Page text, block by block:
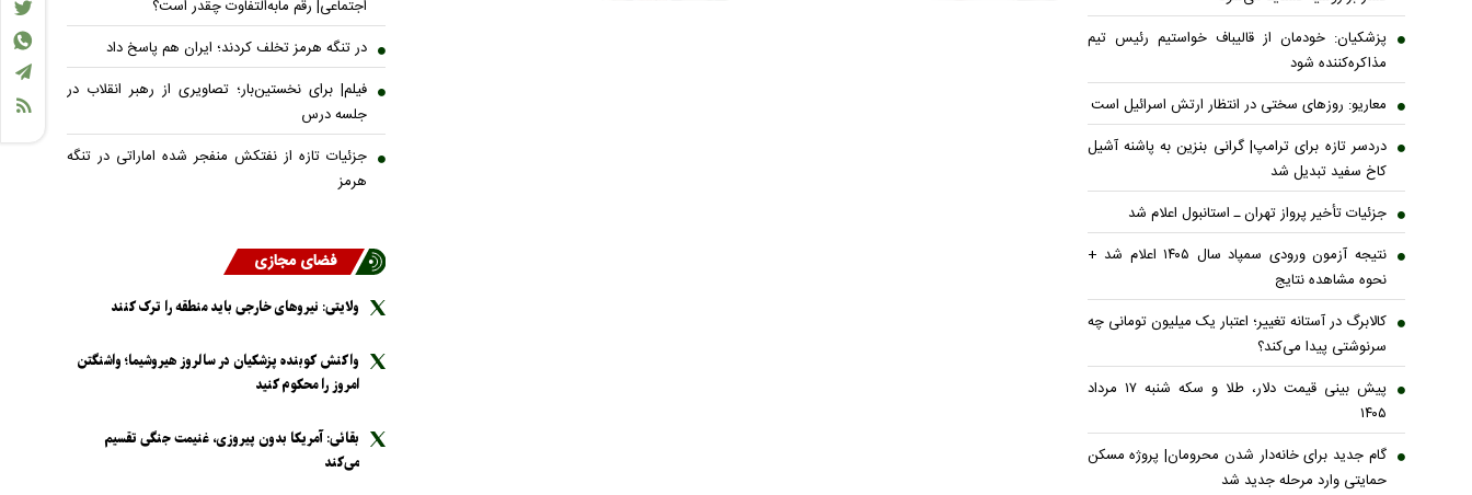
پزشکیان: خودمان از قالیباف خواستیم رئیس تیم
مذاکره‌کننده شود
معاریو: روزهای سختی در انتظار ارتش اسرائیل است
دردسر تازه برای ترامپ| گرانی بنزین به پاشنه آشیل
کاخ سفید تبدیل شد
جزئیات تأخیر پرواز تهران ـ استانبول اعلام شد
نتیجه آزمون ورودی سمپاد سال ۱۴۰۵ اعلام شد +
نحوه مشاهده نتایج
کالابرگ در آستانه تغییر؛ اعتبار یک میلیون تومانی چه
سرنوشتی پیدا می‌کند؟
پیش بینی قیمت دلار، طلا و سکه شنبه ۱۷ مرداد
۱۴۰۵
گام جدید برای خانه‌دار شدن محرومان| پروژه مسکن
حمایتی وارد مرحله جدید شد
اجتماعی| رقم مابه‌التفاوت چقدر است؟
در تنگه هرمز تخلف کردند؛ ایران هم پاسخ داد
فیلم| برای نخستین‌بار؛ تصاویری از رهبر انقلاب در
جلسه درس
جزئیات تازه از نفتکش منفجر شده اماراتی در تنگه
هرمز
فضای مجازی
ولایتی: نیرو‌های خارجی باید منطقه را ترک کنند
واکنش کوبنده پزشکیان در سالروز هیروشیما؛ واشنگتن
امروز را محکوم کنید
بقائی: آمریکا بدون پیروزی، غنیمت جنگی تقسیم
می‌کند